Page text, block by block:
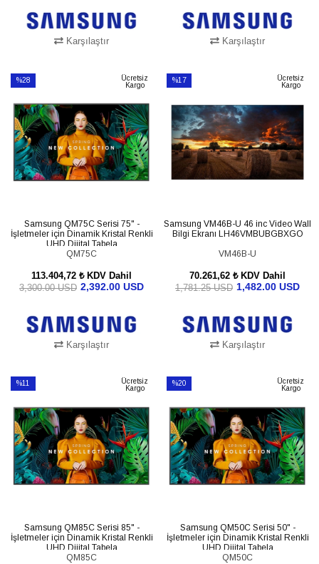
Karşılaştır Karşılaştır
%28
%28İndirim
Ücretsiz
Kargo
Samsung QM75C Serisi 75" -
İşletmeler için Dinamik Kristal Renkli
UHD Dijital Tabela
LH75QMCEBGCXGO
QM75C
113.404,72 ₺ KDV Dahil
2,392.00 USD
3,300.00 USD
Karşılaştır
%17
%17İndirim
Ücretsiz
Kargo
Samsung VM46B-U 46 inc Video Wall
Bilgi Ekranı LH46VMBUBGBXGO
VM46B-U
70.261,62 ₺ KDV Dahil
1,482.00 USD
1,781.25 USD
Karşılaştır
%11
%11İndirim
Ücretsiz
Kargo
Samsung QM85C Serisi 85" -
İşletmeler için Dinamik Kristal Renkli
UHD Dijital Tabela
LH85QMCEBGCXEN
QM85C
%20
%20İndirim
Ücretsiz
Kargo
Samsung QM50C Serisi 50" -
İşletmeler için Dinamik Kristal Renkli
UHD Dijital Tabela
LH50QMCEBGCXGO
QM50C